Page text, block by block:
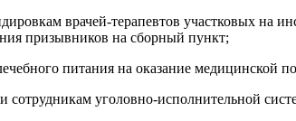
врачей-терапевтов участковых на
призывников на сборный пункт;
питания на оказание медицинской
сотрудникам уголовно-исполнительной